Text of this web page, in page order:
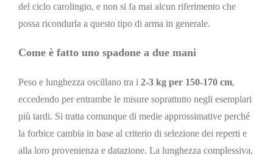
del ciclo carolingio, e non si fa mai alcun riferimento che
possa ricondurla a questo tipo di arma in generale.
Come è fatto uno spadone a due mani
Peso e lunghezza oscillano tra i 2-3 kg per 150-170 cm,
eccedendo per entrambe le misure soprattutto negli esemplari
più tardi. Si tratta comunque di medie approssimative perché
la forbice cambia in base al criterio di selezione dei reperti e
alla loro provenienza e datazione. La lunghezza complessiva,